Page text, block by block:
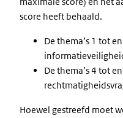
score heeft behaald.
De thema’s 1 tot
De thema’s 4 tot
Hoewel gestreefd moet